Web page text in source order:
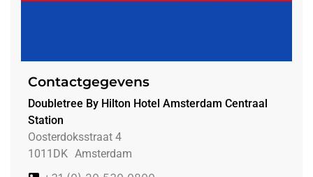
Contactgegevens
Doubletree By Hilton Hotel Amsterdam Centraal
Station
Oosterdoksstraat 4
1011DK Amsterdam